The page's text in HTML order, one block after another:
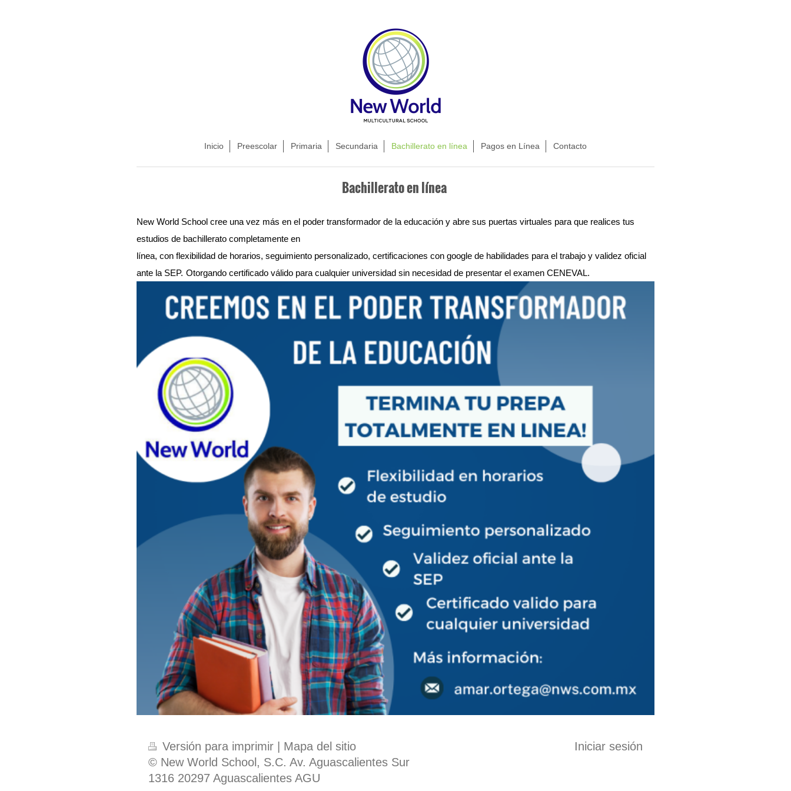
Inicio Preescolar Primaria Secundaria Bachillerato en línea Pagos en Línea Contacto
Bachillerato en línea
New World School cree una vez más en el poder transformador de la educación y abre sus puertas virtuales para que realices tus
estudios de bachillerato completamente en
línea, con flexibilidad de horarios, seguimiento personalizado, certificaciones con google de habilidades para el trabajo y validez oficial
ante la SEP. Otorgando certificado válido para cualquier universidad sin necesidad de presentar el examen CENEVAL.
Versión para imprimir | Mapa del sitio
© New World School, S.C. Av. Aguascalientes Sur
1316 20297 Aguascalientes AGU
Iniciar sesión